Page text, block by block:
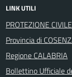
LINK UTILI
PROTEZIONE
Provincia di
Regione CALABRIA
Bollettino Ufficiale